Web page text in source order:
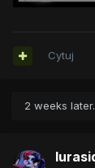
Cytuj
2 weeks